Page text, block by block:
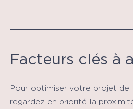
Facteurs clés à
Pour optimiser votre projet de
regardez en priorité la